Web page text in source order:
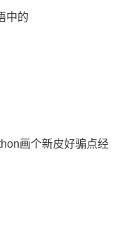
中的
画个新皮好骗点经